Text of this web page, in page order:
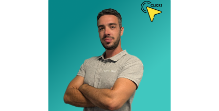
Puesto de Trabajo
Delegado Comercial
Delegación:
Madrid
Cita:
❝ Sin acción, las mejores intenciones del mundo no son más
que eso: intenciones ❞